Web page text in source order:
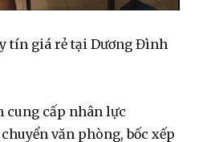
tín giá rẻ tại Dương Đình
cung cấp nhân lực
chuyển văn phòng, bốc xếp